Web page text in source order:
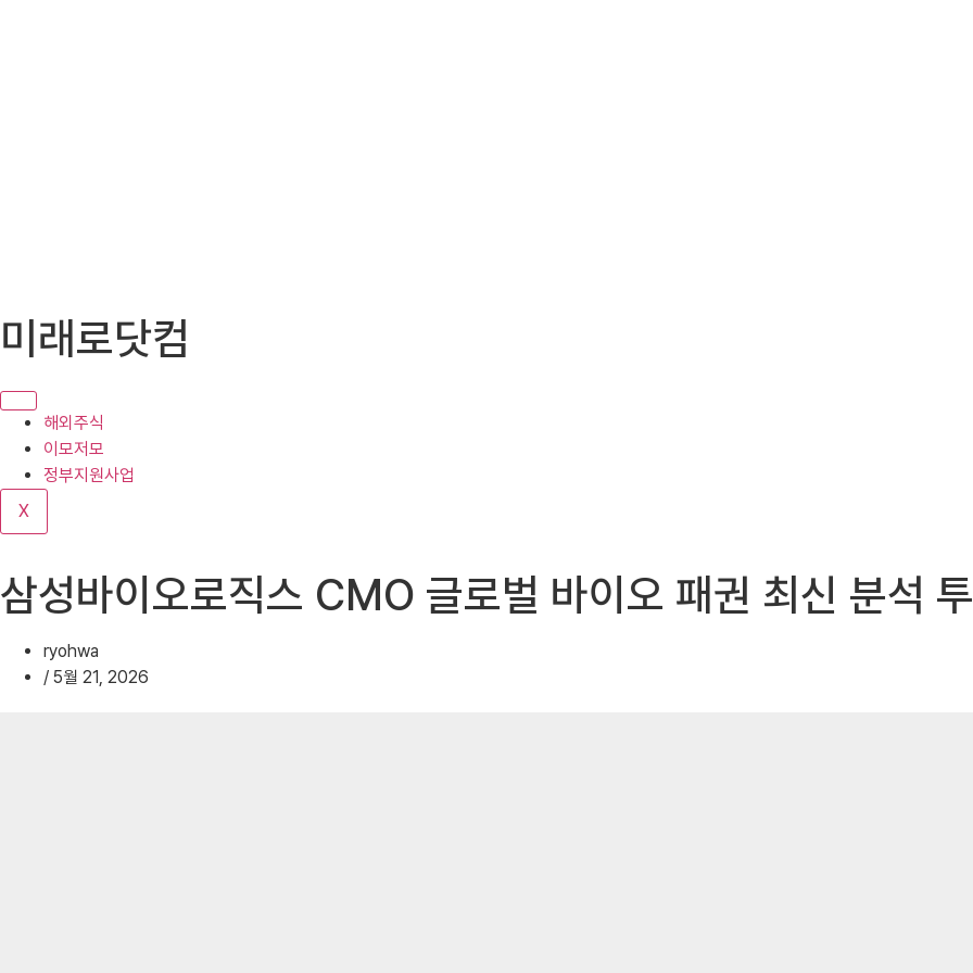
텐
로
기
미래로닷컴
해외주식
이모저모
정부지원사업
X
삼성바이오로직스 CMO 글로벌 바이오 패권 최신 분석
ryohwa
/ 5월 21, 2026